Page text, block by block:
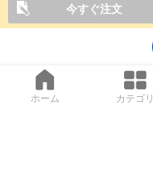
今すぐ注文
ホーム カテゴリ